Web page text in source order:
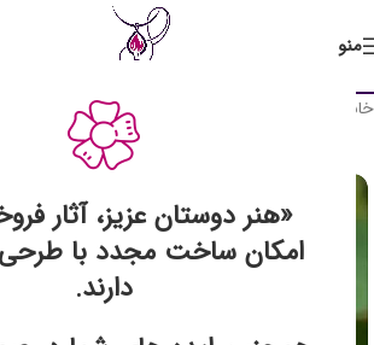
«هنر دوستان عزیز، آثار
امکان ساخت مجدد با طرحی
دارند.
منو
خانه زیور آلات رزینی